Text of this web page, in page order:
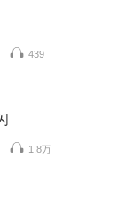
439
1.8万